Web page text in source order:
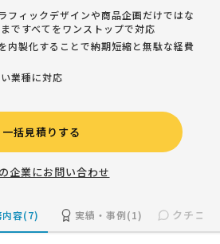
フィックデザインや商品企画だけではな
ですべてをワンストップで対応
内製化することで納期短縮と無駄な経費
業種に対応
一括見積りする
企業にお問い合わせ
内容(7) 実績・事例(1) クチコ